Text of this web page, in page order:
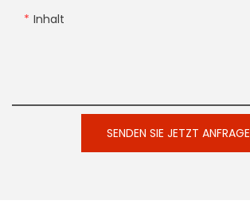
Inhalt
SENDEN SIE JETZT ANFRAGE